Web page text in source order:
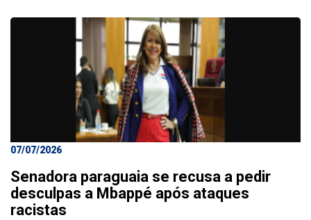
07/07/2026
Senadora paraguaia se recusa a pedir
desculpas a Mbappé após ataques
racistas